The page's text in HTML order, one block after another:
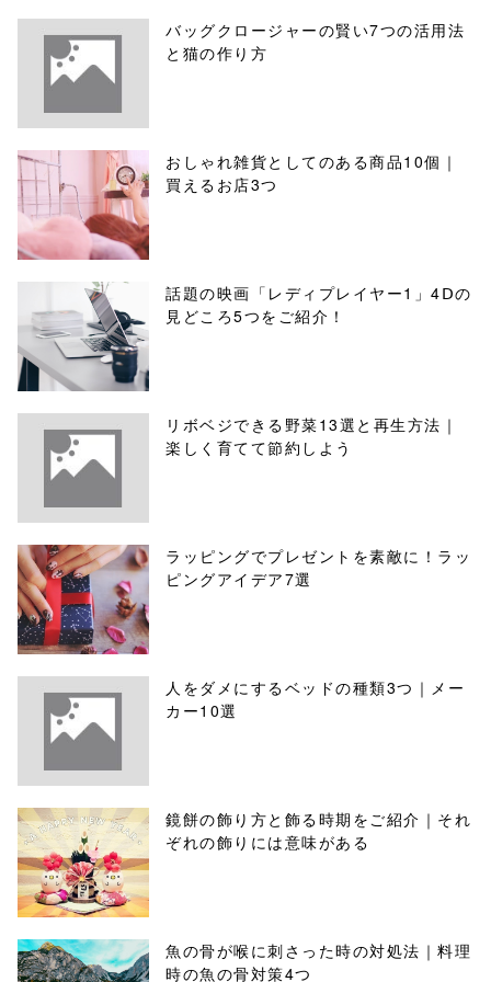
バッグクロージャーの賢い7つの活用法
と猫の作り方
おしゃれ雑貨としてのある商品10個｜
買えるお店3つ
話題の映画「レディプレイヤー1」4Ⅾの
見どころ5つをご紹介！
リボベジできる野菜13選と再生方法｜
楽しく育てて節約しよう
ラッピングでプレゼントを素敵に！ラッ
ピングアイデア7選
人をダメにするベッドの種類3つ｜メー
カー10選
鏡餅の飾り方と飾る時期をご紹介｜それ
ぞれの飾りには意味がある
魚の骨が喉に刺さった時の対処法｜料理
時の魚の骨対策4つ